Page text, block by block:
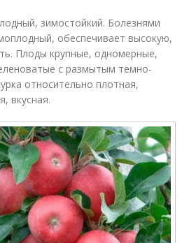
зимостойкий. Болезнями
обеспечивает высокую,
Плоды крупные, одномерные,
с размытым темно-
относительно плотная,
вкусная.